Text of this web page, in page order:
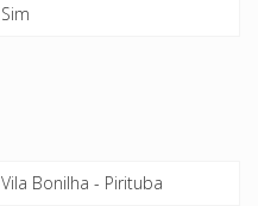
Sim
Vila Bonilha - Pirituba